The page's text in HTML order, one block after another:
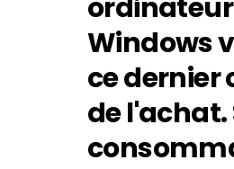
ordinateur
Windows
ce dernier
de l'achat.